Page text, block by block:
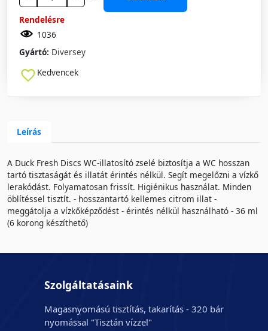
Rendelésre
1036
Gyártó: Diversey
Kedvencek
Leírás
A Duck Fresh Discs WC-illatosító zselé biztosítja a WC hosszan
tartó tisztaságát és illatát érintés nélkül. Segít megelőzni a vízkő
lerakódást. Folyamatosan frissít. Higiénikus használat. Minden
öblítéssel tisztít. - hosszantartó kellemes citrom illat -
meggátolja a vízkőképződést - érintés nélkül használható - 36 ml
(6 korong készíthető)
Szolgáltatásaink
Magasnyomású tisztítás, takarítás - 320 bár
nyomással "Tisztán vízzel"